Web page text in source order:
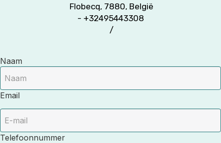
Flobecq, 7880, België
- +32495443308
/
Naam
Email
Telefoonnummer